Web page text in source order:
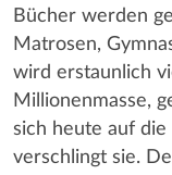
Bücher werden
Matrosen,
wird erstaunlich
Millionenmasse,
sich heute auf die
verschlingt sie.